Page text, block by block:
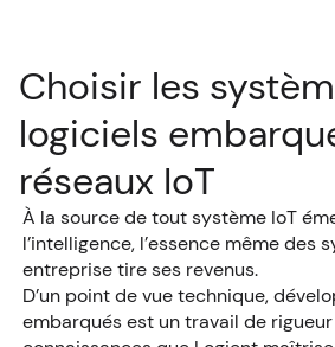
Choisir les
logiciels
réseaux IoT
À la source de tout système IoT
l’intelligence, l’essence même des
entreprise tire ses revenus.
D’un point de vue technique,
embarqués est un travail de